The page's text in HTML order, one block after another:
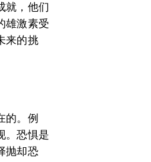
就，他们
雄激素受
来的挑
的。例
。恐惧是
抛却恐